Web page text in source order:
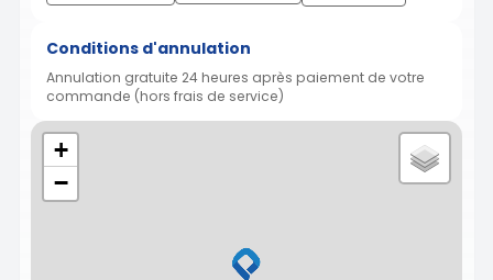
Conditions d'annulation
Annulation gratuite 24 heures après paiement de votre
commande (hors frais de service)
+
−